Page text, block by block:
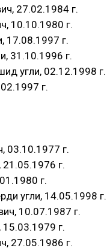
27.02.1984 г.
10.10.1980 г.
17.08.1997 г.
31.10.1996 г.
угли, 02.12.1998 г.
г.
03.10.1977 г.
г.
г.
угли, 14.05.1998 г.
10.07.1987 г.
г.
27.05.1986 г.